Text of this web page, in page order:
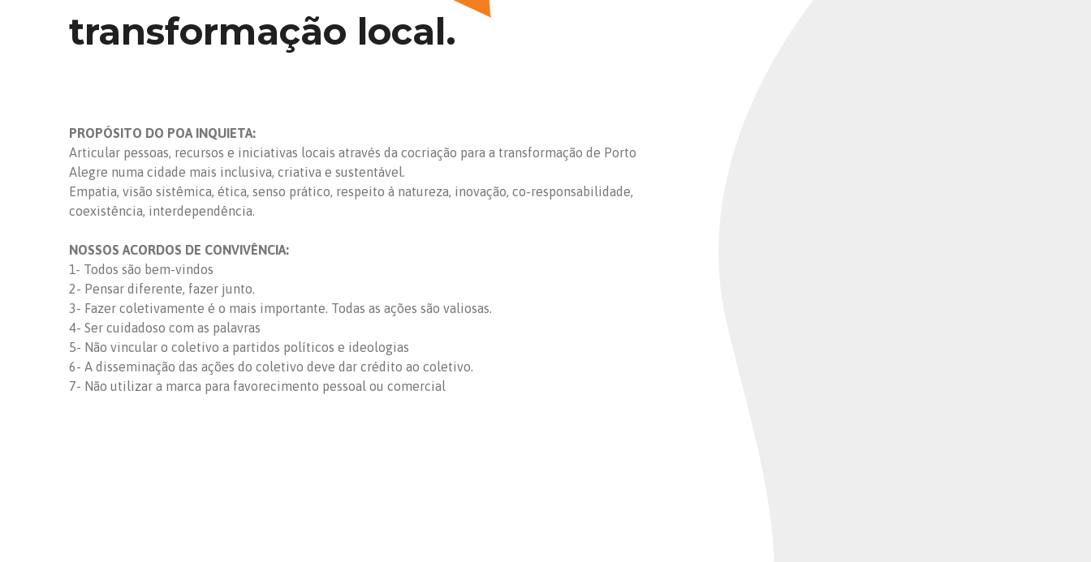
transformação local.
PROPÓSITO DO POA INQUIETA:
Articular pessoas, recursos e iniciativas locais através da cocriação para a transformação de Porto
Alegre numa cidade mais inclusiva, criativa e sustentável.
Empatia, visão sistêmica, ética, senso prático, respeito à natureza, inovação, co-responsabilidade,
coexistência, interdependência.
NOSSOS ACORDOS DE CONVIVÊNCIA:
1- Todos são bem-vindos
2- Pensar diferente, fazer junto.
3- Fazer coletivamente é o mais importante. Todas as ações são valiosas.
4- Ser cuidadoso com as palavras
5- Não vincular o coletivo a partidos políticos e ideologias
6- A disseminação das ações do coletivo deve dar crédito ao coletivo.
7- Não utilizar a marca para favorecimento pessoal ou comercial